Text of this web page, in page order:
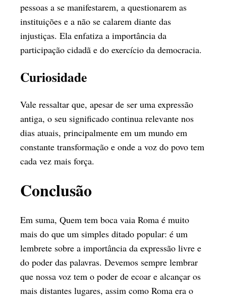
pessoas a se manifestarem, a questionarem as
instituições e a não se calarem diante das
injustiças. Ela enfatiza a importância da
participação cidadã e do exercício da democracia.
Curiosidade
Vale ressaltar que, apesar de ser uma expressão
antiga, o seu significado continua relevante nos
dias atuais, principalmente em um mundo em
constante transformação e onde a voz do povo tem
cada vez mais força.
Conclusão
Em suma, Quem tem boca vaia Roma é muito
mais do que um simples ditado popular: é um
lembrete sobre a importância da expressão livre e
do poder das palavras. Devemos sempre lembrar
que nossa voz tem o poder de ecoar e alcançar os
mais distantes lugares, assim como Roma era o